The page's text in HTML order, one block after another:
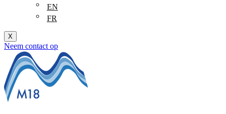
EN
FR
X
Neem contact op